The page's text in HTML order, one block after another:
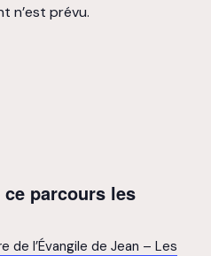
n’est prévu.
parcours les
l’Évangile de Jean – Les